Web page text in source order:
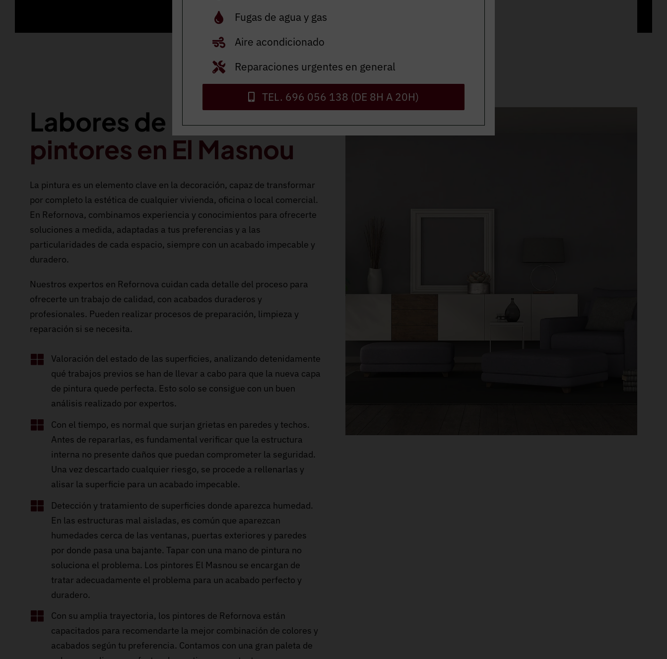
Labores de
pintores en El Masnou
La pintura es un elemento clave en la decoración, capaz de transformar
por completo la estética de cualquier vivienda, oficina o local comercial.
En Refornova, combinamos experiencia y conocimientos para ofrecerte
soluciones a medida, adaptadas a tus preferencias y a las
particularidades de cada espacio, siempre con un acabado impecable y
duradero.
Nuestros expertos en Refornova cuidan cada detalle del proceso para
ofrecerte un trabajo de calidad, con acabados duraderos y
profesionales. Pueden realizar procesos de preparación, limpieza y
reparación si se necesita.
Valoración del estado de las superficies, analizando detenidamente
qué trabajos previos se han de llevar a cabo para que la nueva capa
de pintura quede perfecta. Esto solo se consigue con un buen
análisis realizado por expertos.
Con el tiempo, es normal que surjan grietas en paredes y techos.
Antes de repararlas, es fundamental verificar que la estructura
interna no presente daños que puedan comprometer la seguridad.
Una vez descartado cualquier riesgo, se procede a rellenarlas y
alisar la superficie para un acabado impecable.
Detección y tratamiento de superficies donde aparezca humedad.
En las estructuras mal aisladas, es común que aparezcan
humedades cerca de las ventanas, puertas exteriores y paredes
por donde pasa una bajante. Tapar con una mano de pintura no
soluciona el problema. Los pintores El Masnou se encargan de
tratar adecuadamente el problema para un acabado perfecto y
duradero.
Con su amplia trayectoria, los pintores de Refornova están
capacitados para recomendarte la mejor combinación de colores y
acabados según tu preferencia. Contamos con una gran paleta de
Fugas de agua y gas
Aire acondicionado
Reparaciones urgentes en general
TEL. 696 056 138 (DE 8H A 20H)